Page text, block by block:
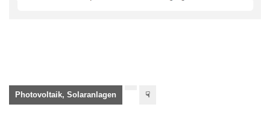
Photovoltaik, Solaranlagen ☟